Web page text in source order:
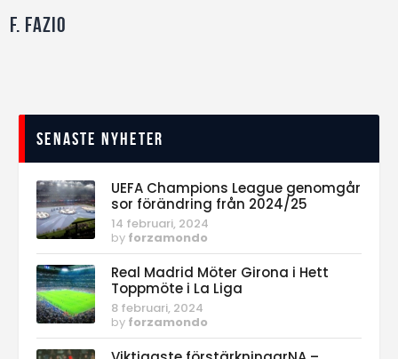
F. Fazio
Senaste nyheter
UEFA Champions League genomgår
sor förändring från 2024/25
14 februari, 2024
by forzamondo
Real Madrid Möter Girona i Hett
Toppmöte i La Liga
8 februari, 2024
by forzamondo